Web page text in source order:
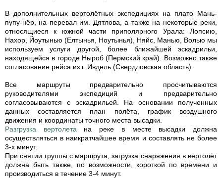
В дополнительных вертолётных экспедициях на плато Мань-
пупу-нёр, на перевал им. Дятлова, а также на некоторые реки,
относящиеся к южной части приполярного Урала: Лопсию,
Нахор, Йоутынью (Елтынья, Ноутынья), Няйс, Манью, Волью мы
используем услуги другой, более ближайшей эскадрильи,
находящейся в городе Ныроб (Пермский край). Возможно также
согласование рейса из г. Ивдель (Свердловская область).
Все маршруты предварительно просчитываются
руководителями экспедиций и предварительно
согласовываются с эскадрильей. На основании полученных
данных составляется план полёта, график воздушного
движения и координаты точного места высадки.
Разгрузка вертолета на реке в месте высадки должна
осуществляться в наикратчайшее время и составлять не более
3-х минут.
При снятии группы с маршрута, загрузка снаряжения в вертолёт
должна быть также, по возможности, короткой по времени и
производиться в течение 3-4 минут.